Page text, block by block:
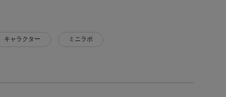
キャラクター ミニラボ